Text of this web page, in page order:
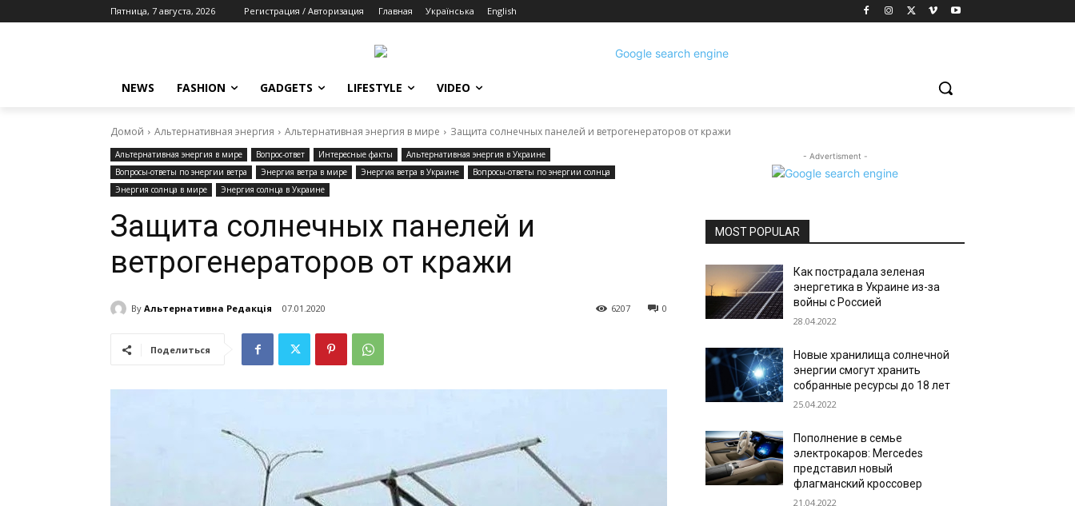
Пятница, 7 августа, 2026 Регистрация / Авторизация Главная Українська English
NEWS FASHION GADGETS LIFESTYLE VIDEO
Домой Альтернативная энергия Альтернативная энергия в мире Защита солнечных панелей и ветрогенераторов от кражи
Альтернативная энергия в мире Вопрос-ответ Интересные факты
Альтернативная энергия в Украине
Вопросы-ответы по энергии ветра
Энергия ветра в мире Энергия ветра в Украине
Вопросы-ответы по энергии солнца
Энергия солнца в мире
Энергия солнца в Украине
Защита солнечных панелей и
ветрогенераторов от кражи
By Альтернативна Редакція 07.01.2020 0
6207
Поделиться
- Advertisment -
MOST POPULAR
Как пострадала зеленая
энергетика в Украине из-за
войны с Россией
28.04.2022
Новые хранилища солнечной
энергии смогут хранить
собранные ресурсы до 18 лет
25.04.2022
Пополнение в семье
электрокаров: Mercedes
представил новый
флагманский кроссовер
21.04.2022